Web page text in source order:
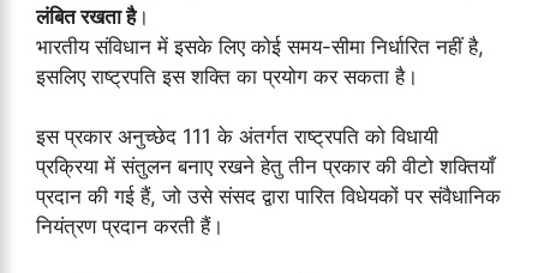
लंबित रखता है।
भारतीय संविधान में इसके लिए कोई समय-सीमा निर्धारित नहीं है,
इसलिए राष्ट्रपति इस शक्ति का प्रयोग कर सकता है।
इस प्रकार अनुच्छेद 111 के अंतर्गत राष्ट्रपति को विधायी
प्रक्रिया में संतुलन बनाए रखने हेतु तीन प्रकार की वीटो शक्तियाँ
प्रदान की गई हैं, जो उसे संसद द्वारा पारित विधेयकों पर संवैधानिक
नियंत्रण प्रदान करती हैं।